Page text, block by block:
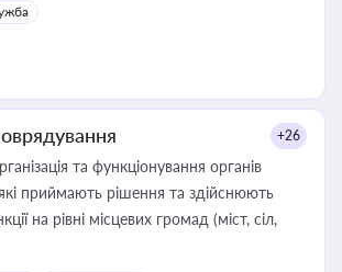
+26
та функціонування органів
приймають рішення та здійснюють
на рівні місцевих громад (міст, сіл,